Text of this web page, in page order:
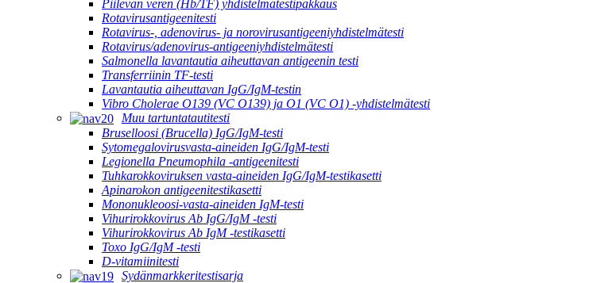
Piilevän veren (Hb/TF) yhdistelmätestipakkaus
Rotavirusantigeenitesti
Rotavirus-, adenovirus- ja norovirusantigeeniyhdistelmätesti
Rotavirus/adenovirus-antigeeniyhdistelmätesti
Salmonella lavantautia aiheuttavan antigeenin testi
Transferriinin TF-testi
Lavantautia aiheuttavan IgG/IgM-testin
Vibro Cholerae O139 (VC O139) ja O1 (VC O1) -yhdistelmätesti
Muu tartuntatautitesti
Bruselloosi (Brucella) IgG/IgM-testi
Sytomegalovirusvasta-aineiden IgG/IgM-testi
Legionella Pneumophila -antigeenitesti
Tuhkarokkoviruksen vasta-aineiden IgG/IgM-testikasetti
Apinarokon antigeenitestikasetti
Mononukleoosi-vasta-aineiden IgM-testi
Vihurirokkovirus Ab IgG/IgM -testi
Vihurirokkovirus Ab IgM -testikasetti
Toxo IgG/IgM -testi
D-vitamiinitesti
Sydänmarkkeritestisarja